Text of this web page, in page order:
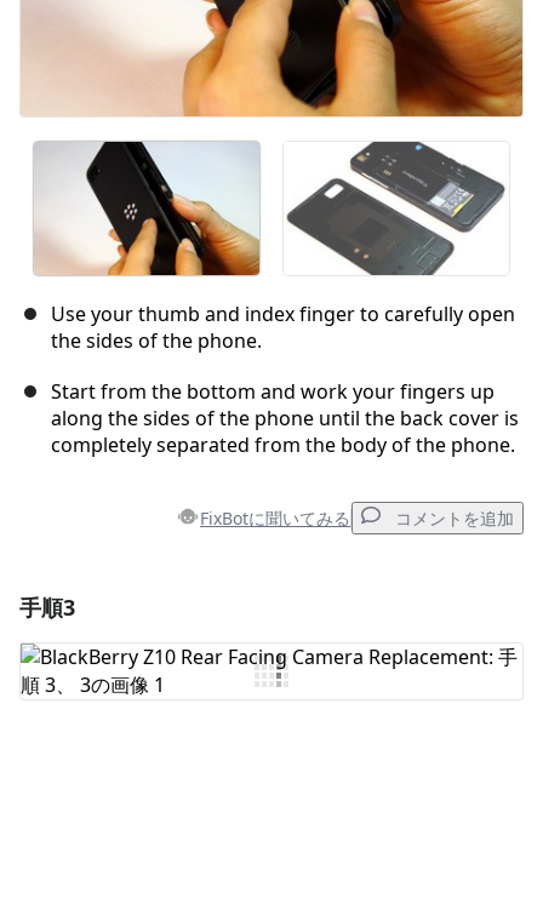
Use your thumb and index finger to carefully open
the sides of the phone.
Start from the bottom and work your fingers up
along the sides of the phone until the back cover is
completely separated from the body of the phone.
FixBotに聞いてみる コメントを追加
コメントを追加
手順3